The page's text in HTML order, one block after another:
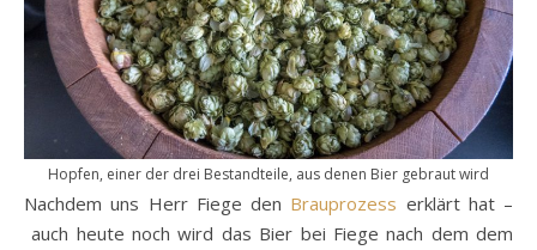
Hopfen, einer der drei Bestandteile, aus denen Bier gebraut wird
Nachdem uns Herr Fiege den Brauprozess erklärt hat –
auch heute noch wird das Bier bei Fiege nach dem dem